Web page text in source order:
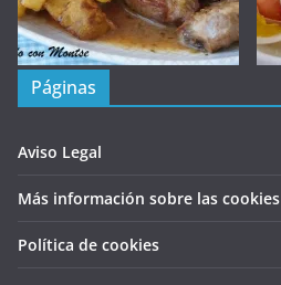
Páginas
Aviso Legal
Más información sobre las cookies
Política de cookies